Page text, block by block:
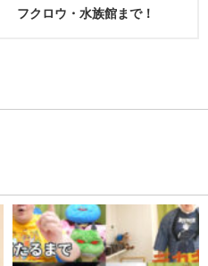
！
フクロウ・水族館まで！